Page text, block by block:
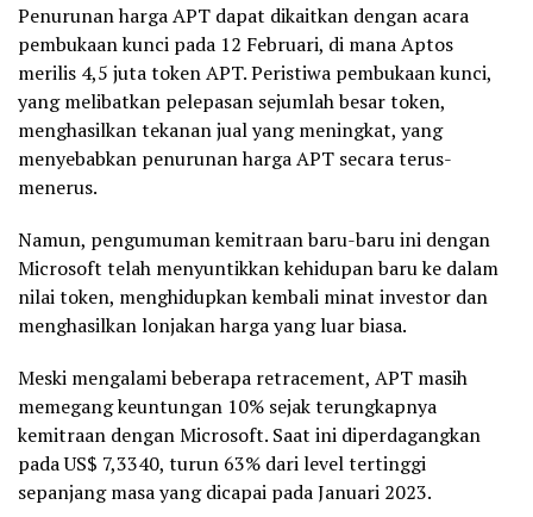
Penurunan harga APT dapat dikaitkan dengan acara
pembukaan kunci pada 12 Februari, di mana Aptos
merilis 4,5 juta token APT. Peristiwa pembukaan kunci,
yang melibatkan pelepasan sejumlah besar token,
menghasilkan tekanan jual yang meningkat, yang
menyebabkan penurunan harga APT secara terus-
menerus.
Namun, pengumuman kemitraan baru-baru ini dengan
Microsoft telah menyuntikkan kehidupan baru ke dalam
nilai token, menghidupkan kembali minat investor dan
menghasilkan lonjakan harga yang luar biasa.
Meski mengalami beberapa retracement, APT masih
memegang keuntungan 10% sejak terungkapnya
kemitraan dengan Microsoft. Saat ini diperdagangkan
pada US$ 7,3340, turun 63% dari level tertinggi
sepanjang masa yang dicapai pada Januari 2023.